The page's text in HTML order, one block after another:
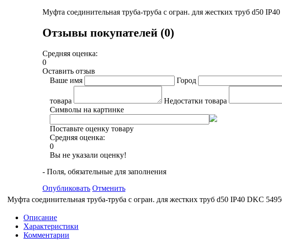
Муфта соединительная труба-труба с огран. для жестких труб d50
Отзывы покупателей (0)
Средняя оценка:
0
Оставить отзыв
Ваше имя
Город
товара
Недостатки товара
Символы на картинке
Поставьте оценку товару
Средняя оценка:
0
Вы не указали оценку!
- Поля, обязательные для заполнения
Опубликовать Отменить
Муфта соединительная труба-труба с огран. для жестких труб d50 IP40 DKC
Описание
Характеристики
Комментарии